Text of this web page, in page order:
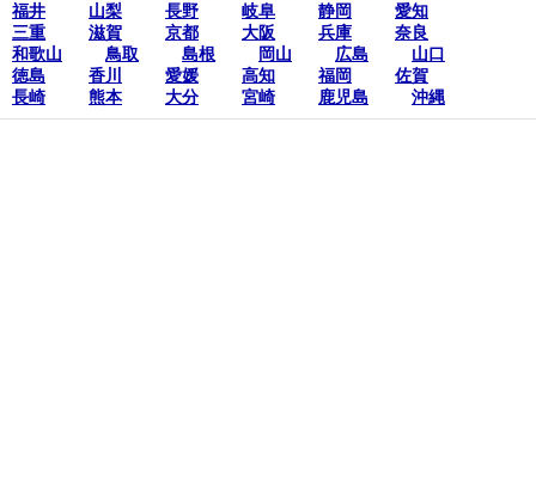
福井
山梨 長野 岐阜 静岡
愛知
三重
滋賀 京都 大阪 兵庫
奈良
和歌山
鳥取 島根 岡山 広島
山口
徳島
香川 愛媛 高知 福岡
佐賀
長崎
熊本 大分 宮崎 鹿児島 沖縄